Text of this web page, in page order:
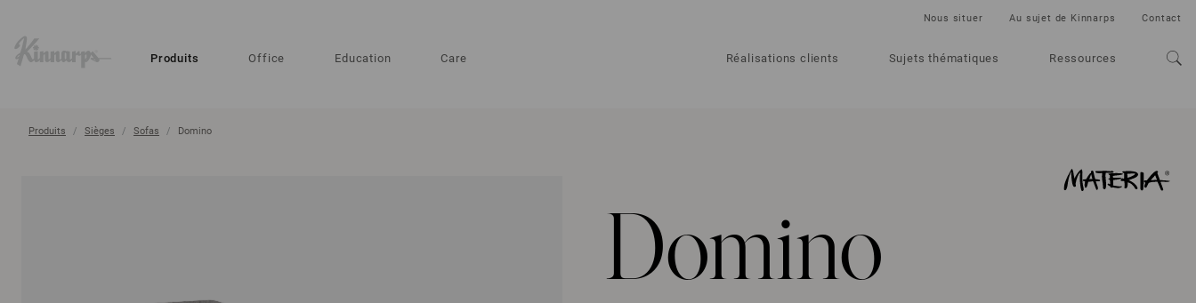
Produits Office Education Care Réalisations clients Sujets thématiques Ressources
Nous situer Au sujet de Kinnarps Contact
Produits Sièges Sofas Domino
Domino